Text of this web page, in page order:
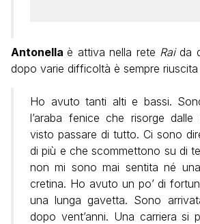
Antonellaè attiva nella rete Raida
dopo varie difficoltà è sempre riuscita
Ho avuto tanti alti e bassi.
l’araba fenice che risorge
visto passare di tutto. Ci sono
di più e che scommettono su di
non mi sono mai sentita né
cretina. Ho avuto un po’ di
una lunga gavetta. Sono
dopo vent’anni. Una carriera si